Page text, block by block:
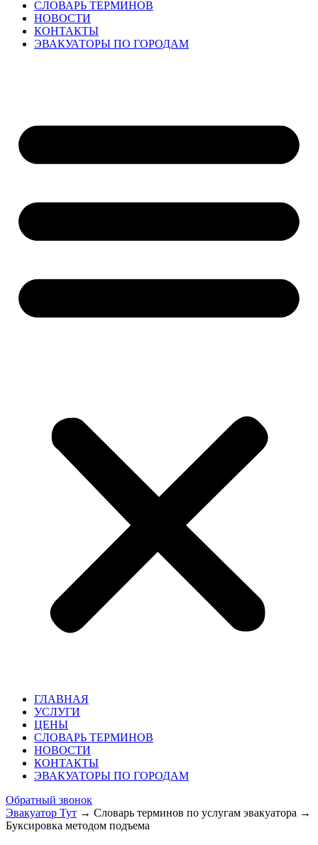
СЛОВАРЬ ТЕРМИНОВ
НОВОСТИ
КОНТАКТЫ
ЭВАКУАТОРЫ ПО ГОРОДАМ
ГЛАВНАЯ
УСЛУГИ
ЦЕНЫ
СЛОВАРЬ ТЕРМИНОВ
НОВОСТИ
КОНТАКТЫ
ЭВАКУАТОРЫ ПО ГОРОДАМ
Обратный звонок
Эвакуатор Тут → Словарь терминов по услугам эвакуатора →
Буксировка методом подъема